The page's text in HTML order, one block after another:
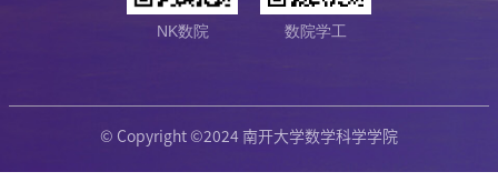
NK数院 数院学工
© Copyright ©2024 南开大学数学科学学院